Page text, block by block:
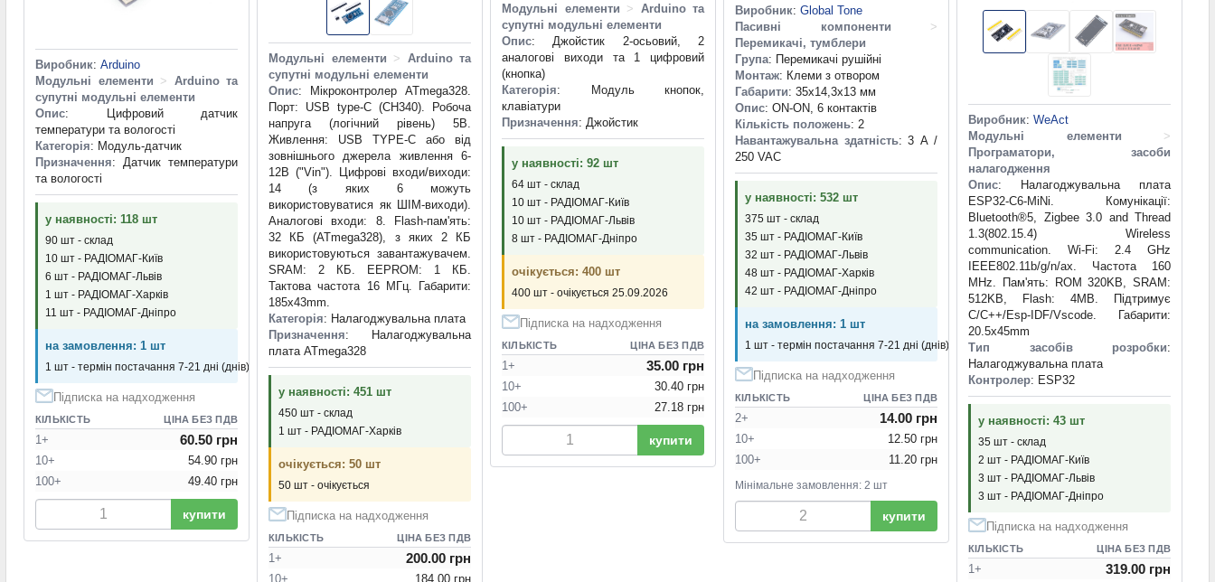
Виробник: Arduino
Модульні елементи > Arduino та
супутні модульні елементи
Опис: Цифровий датчик
температури та вологості
Категорія: Модуль-датчик
Призначення: Датчик температури
та вологості
у наявності: 118 шт
90 шт - склад
10 шт - РАДІОМАГ-Київ
6 шт - РАДІОМАГ-Львів
1 шт - РАДІОМАГ-Харків
11 шт - РАДІОМАГ-Дніпро
на замовлення: 1 шт
1 шт - термін постачання 7-21 дні (днів)
Підписка на надходження
КІЛЬКІСТЬ ЦІНА БЕЗ ПДВ
1+ 60.50 грн
10+
54.90 грн
100+
49.40 грн
купити
Модульні елементи > Arduino та
супутні модульні елементи
Опис: Мікроконтролер ATmega328.
Порт: USB type-C (CH340). Робоча
напруга (логічний рівень) 5В.
Живлення: USB TYPE-C або від
зовнішнього джерела живлення 6-
12В ("Vin"). Цифрові входи/виходи:
14 (з яких 6 можуть
використовуватися як ШІМ-виходи).
Аналогові входи: 8. Flash-пам'ять:
32 КБ (ATmega328), з яких 2 КБ
використовуються завантажувачем.
SRAM: 2 КБ. EEPROM: 1 КБ.
Тактова частота 16 МГц. Габарити:
185x43mm.
Категорія: Налагоджувальна плата
Призначення: Налагоджувальна
плата ATmega328
у наявності: 451 шт
450 шт - склад
1 шт - РАДІОМАГ-Харків
очікується: 50 шт
50 шт - очікується
Підписка на надходження
КІЛЬКІСТЬ ЦІНА БЕЗ ПДВ
1+ 200.00 грн
10+ 184.00 грн
Модульні елементи > Arduino та
супутні модульні елементи
Опис: Джойстик 2-осьовий, 2
аналогові виходи та 1 цифровий
(кнопка)
Категорія: Модуль кнопок,
клавіатури
Призначення: Джойстик
у наявності: 92 шт
64 шт - склад
10 шт - РАДІОМАГ-Київ
10 шт - РАДІОМАГ-Львів
8 шт - РАДІОМАГ-Дніпро
очікується: 400 шт
400 шт - очікується 25.09.2026
Підписка на надходження
КІЛЬКІСТЬ ЦІНА БЕЗ ПДВ
1+ 35.00 грн
10+
30.40 грн
100+
27.18 грн
купити
Виробник: Global Tone
Пасивні компоненти
>
Перемикачі, тумблери
Група: Перемикачі рушійні
Монтаж: Клеми з отвором
Габарити: 35x14,3x13 мм
Опис: ON-ON, 6 контактів
Кількість положень: 2
Навантажувальна здатність: 3 А /
250 VAC
у наявності: 532 шт
375 шт - склад
35 шт - РАДІОМАГ-Київ
32 шт - РАДІОМАГ-Львів
48 шт - РАДІОМАГ-Харків
42 шт - РАДІОМАГ-Дніпро
на замовлення: 1 шт
1 шт - термін постачання 7-21 дні (днів)
Підписка на надходження
КІЛЬКІСТЬ ЦІНА БЕЗ ПДВ
2+ 14.00 грн
10+
12.50 грн
100+
11.20 грн
Мінімальне замовлення: 2 шт
купити
Виробник: WeAct
Модульні елементи
>
Програматори, засоби
налагодження
Опис: Налагоджувальна плата
ESP32-C6-MiNi. Комунікації:
Bluetooth®5, Zigbee 3.0 and Thread
1.3(802.15.4) Wireless
communication. Wi-Fi: 2.4 GHz
IEEE802.11b/g/n/ax. Частота 160
MHz. Пам'ять: ROM 320KB, SRAM:
512KB, Flash: 4MB. Підтримує
C/C++/Esp-IDF/Vscode. Габарити:
20.5x45mm
Тип засобів розробки:
Налагоджувальна плата
Контролер: ESP32
у наявності: 43 шт
35 шт - склад
2 шт - РАДІОМАГ-Київ
3 шт - РАДІОМАГ-Львів
3 шт - РАДІОМАГ-Дніпро
Підписка на надходження
КІЛЬКІСТЬ ЦІНА БЕЗ ПДВ
1+ 319.00 грн